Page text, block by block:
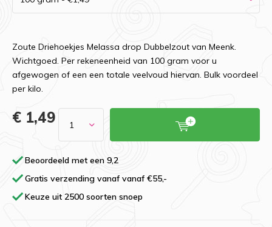
Zoute Driehoekjes Melassa drop Dubbelzout van Meenk.
Wichtgoed. Per rekeneenheid van 100 gram voor u
afgewogen of een een totale veelvoud hiervan. Bulk voordeel
per kilo.
€ 1,49
Beoordeeld met een 9,2
Gratis verzending vanaf vanaf €55,-
Keuze uit 2500 soorten snoep